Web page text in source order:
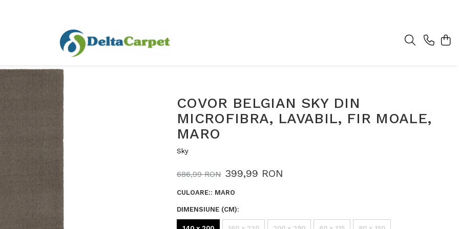
COVOR BELGIAN SKY DIN
MICROFIBRA, LAVABIL, FIR MOALE,
MARO
Sky
686,99 RON 399,99 RON
CULOARE:: MARO
DIMENSIUNE (CM):